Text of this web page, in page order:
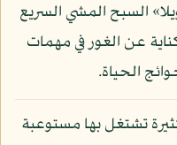
السبح المشي السريع
عن الغور في مهمات
الحياة.
تشتغل بها مستوعبة